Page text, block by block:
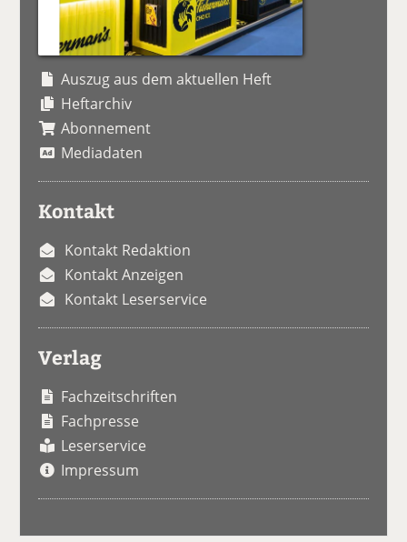
Auszug aus dem aktuellen Heft
Heftarchiv
Abonnement
Mediadaten
Kontakt
Kontakt Redaktion
Kontakt Anzeigen
Kontakt Leserservice
Verlag
Fachzeitschriften
Fachpresse
Leserservice
Impressum